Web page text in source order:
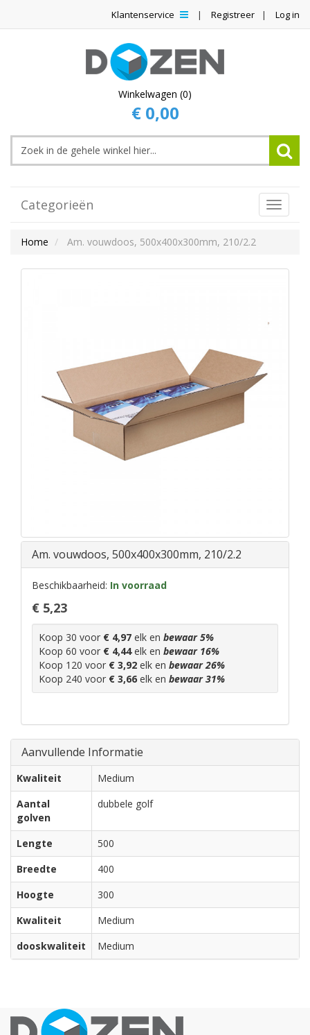
Klantenservice Registreer Log in
Winkelwagen (0)
€ 0,00
Categorieën
Toggle
Home
Am. vouwdoos, 500x400x300mm, 210/2.2
Am. vouwdoos, 500x400x300mm, 210/2.2
Beschikbaarheid: In voorraad
€ 5,23
Koop 30 voor € 4,97 elk en bewaar5%
Koop 60 voor € 4,44elk en bewaar 16%
Koop 120 voor € 3,92 elk en bewaar26%
Koop 240 voor € 3,66 elk en bewaar31%
Aanvullende Informatie
Kwaliteit
Medium
Aantal
golven
dubbele golf
Lengte
500
Breedte
400
Hoogte
300
Kwaliteit
Medium
dooskwaliteit
Medium